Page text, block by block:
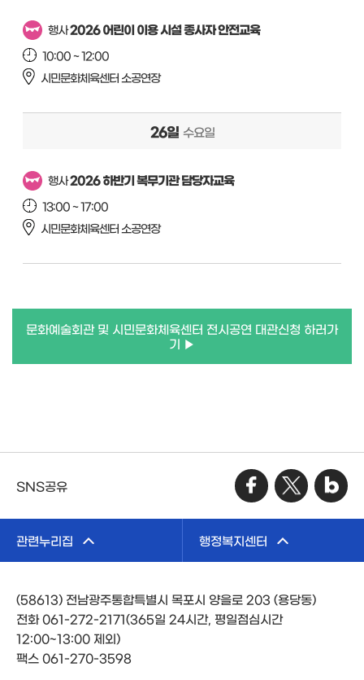
행사 2026 어린이 이용 시설 종사자 안전교육
10:00 ~ 12:00
시민문화체육센터 소공연장
26일 수요일
행사 2026 하반기 복무기관 담당자교육
13:00 ~ 17:00
시민문화체육센터 소공연장
문화예술회관 및 시민문화체육센터 전시공연 대관신청 하러가
기 ▶
SNS공유
관련누리집 행정복지센터
(58613) 전남광주통합특별시 목포시 양을로 203 (용당동)
전화 061-272-2171(365일 24시간, 평일점심시간
12:00~13:00 제외)
팩스 061-270-3598